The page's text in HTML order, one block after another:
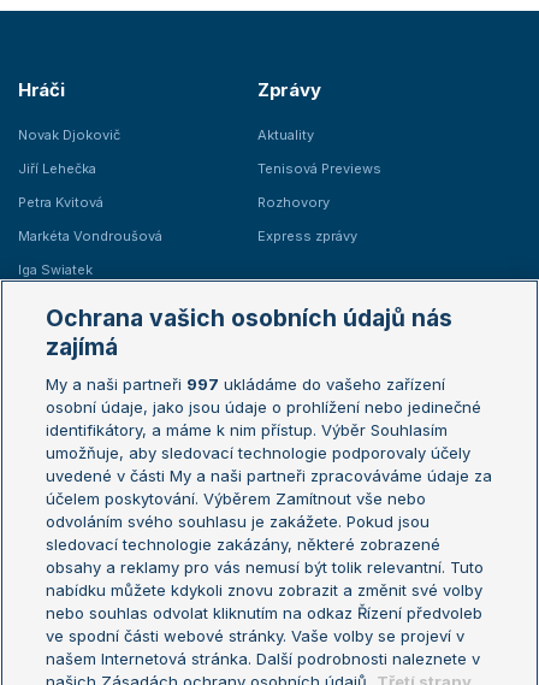
Hráči
Novak Djokovič
Jiří Lehečka
Petra Kvitová
Markéta Vondroušová
Iga Swiatek
Zprávy
Aktuality
Tenisová Previews
Rozhovory
Express zprávy
Žebříčky
Žebříček ATP (muži)
Žebříček WTA (ženy)
Sázkařský žebříček
Australian Open
French Open
Wimbledon
US Open
Turnaj mistrů
Turnaj mistryň
Aktualní trendy
Fotbalové přestupy
Livesport Daily
Ochrana vašich osobních údajů nás
zajímá
My a naši partneři 997 ukládáme do vašeho zařízení
osobní údaje, jako jsou údaje o prohlížení nebo jedinečné
identifikátory, a máme k nim přístup. Výběr Souhlasím
umožňuje, aby sledovací technologie podporovaly účely
uvedené v části My a naši partneři zpracováváme údaje za
účelem poskytování. Výběrem Zamítnout vše nebo
odvoláním svého souhlasu je zakážete. Pokud jsou
sledovací technologie zakázány, některé zobrazené
obsahy a reklamy pro vás nemusí být tolik relevantní. Tuto
nabídku můžete kdykoli znovu zobrazit a změnit své volby
nebo souhlas odvolat kliknutím na odkaz Řízení předvoleb
ve spodní části webové stránky. Vaše volby se projeví v
našem Internetová stránka. Další podrobnosti naleznete v